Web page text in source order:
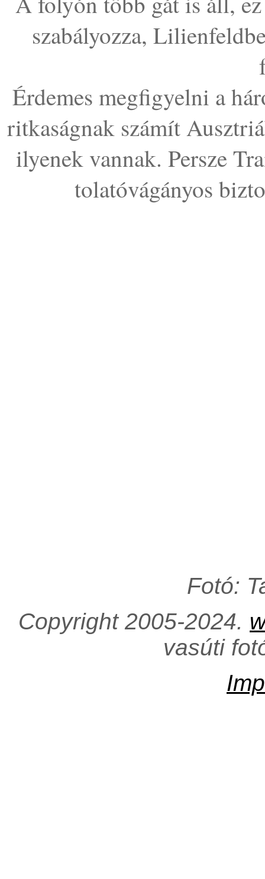
szabályozza,
Érdemes megfigyelni a
ritkaságnak számít
ilyenek vannak. Persze
tolatóvágányos
Fotó:
Copyright 2005-2024.
vasúti